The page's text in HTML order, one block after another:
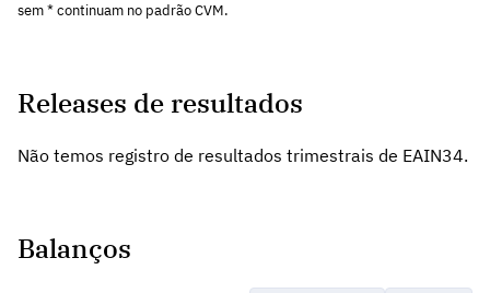
sem * continuam no padrão CVM.
Releases de resultados
Não temos registro de resultados trimestrais de EAIN34.
Balanços